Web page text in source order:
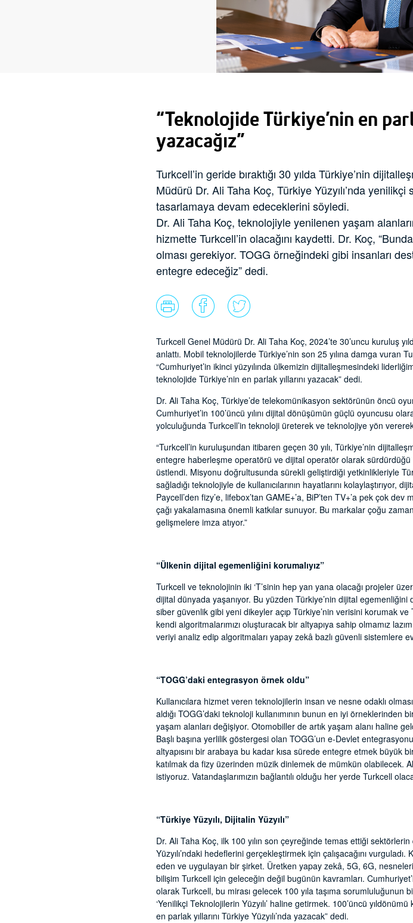
“Teknolojide Türkiye’nin en
yazacağız”
Turkcell’in geride bıraktığı 30 yılda Türkiye’nin
Müdürü Dr. Ali Taha Koç, Türkiye Yüzyılı’nda
tasarlamaya devam edeceklerini söyledi.
Dr. Ali Taha Koç, teknolojiyle yenilenen yaşam
hizmette Turkcell’in olacağını kaydetti. Dr. Koç,
olması gerekiyor. TOGG örneğindeki gibi insanları
entegre edeceğiz” dedi.
Turkcell Genel Müdürü Dr. Ali Taha Koç, 2024’te 30’uncu kuruluş
anlattı. Mobil teknolojilerde Türkiye’nin son 25 yılına damga vuran
“Cumhuriyet’in ikinci yüzyılında ülkemizin dijitalleşmesindeki
teknolojide Türkiye’nin en parlak yıllarını yazacak” dedi.
Dr. Ali Taha Koç, Türkiye’de telekomünikasyon sektörünün öncü
Cumhuriyet’in 100’üncü yılını dijital dönüşümün güçlü oyuncusu
yolculuğunda Turkcell’in teknoloji üreterek ve teknolojiye yön
“Turkcell’in kuruluşundan itibaren geçen 30 yılı, Türkiye’nin
entegre haberleşme operatörü ve dijital operatör olarak
üstlendi. Misyonu doğrultusunda sürekli geliştirdiği yetkinlikleriyle
sağladığı teknolojiyle de kullanıcılarının hayatlarını kolaylaştırıyor,
Paycell’den fizy’e, lifebox’tan GAME+’a, BiP’ten TV+’a pek çok
çağı yakalamasına önemli katkılar sunuyor. Bu markalar çoğu
gelişmelere imza atıyor.”
“Ülkenin dijital egemenliğini korumalıyız”
Turkcell ve teknolojinin iki ‘T’sinin hep yan yana olacağı projeler
dijital dünyada yaşanıyor. Bu yüzden Türkiye’nin dijital
siber güvenlik gibi yeni dikeyler açıp Türkiye’nin verisini korumak ve
kendi algoritmalarımızı oluşturacak bir altyapıya sahip olmamız
veriyi analiz edip algoritmaları yapay zekâ bazlı güvenli sistemlere
“TOGG’daki entegrasyon örnek oldu”
Kullanıcılara hizmet veren teknolojilerin insan ve nesne odaklı
aldığı TOGG’daki teknoloji kullanımının bunun en iyi
yaşam alanları değişiyor. Otomobiller de artık yaşam alanı haline
Başlı başına yerlilik göstergesi olan TOGG’un e-Devlet
altyapısını bir arabaya bu kadar kısa sürede entegre etmek büyük
katılmak da fizy üzerinden müzik dinlemek de mümkün olabilecek.
istiyoruz. Vatandaşlarımızın bağlantılı olduğu her yerde Turkcell
“Türkiye Yüzyılı, Dijitalin Yüzyılı”
Dr. Ali Taha Koç, ilk 100 yılın son çeyreğinde temas ettiği
Yüzyılı’ndaki hedeflerini gerçekleştirmek için çalışacağını
eden ve uygulayan bir şirket. Üretken yapay zekâ, 5G, 6G,
bilişim Turkcell için geleceğin değil bugünün kavramları.
olarak Turkcell, bu mirası gelecek 100 yıla taşıma sorumluluğunun
‘Yenilikçi Teknolojilerin Yüzyılı’ haline getirmek. 100’üncü
en parlak yıllarını Türkiye Yüzyılı’nda yazacak” dedi.